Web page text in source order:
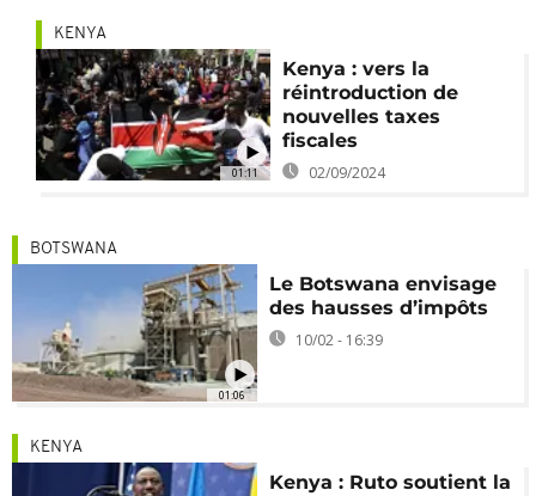
01:11
KENYA
Kenya : vers la
réintroduction de
nouvelles taxes
fiscales
02/09/2024
01:06
BOTSWANA
Le Botswana envisage
des hausses d’impôts
10/02 - 16:39
KENYA
Kenya : Ruto soutient la